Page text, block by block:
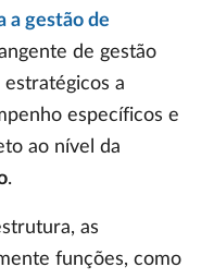
a gestão de
de gestão
a
específicos e
ao nível da
.
as
funções, como